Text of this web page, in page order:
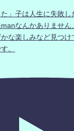
」子は人生に失敗し
なんかありません
な楽しみなど見つ
。